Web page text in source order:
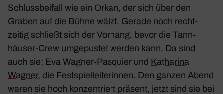
Schluss­bei­fall wie ein Orkan, der sich über den
Graben auf die Bühne wälzt. Gerade noch recht­
zeitig schließt sich der Vorhang, bevor die Tann­
häuser-Crew umge­pustet werden kann. Da sind
auch sie: Eva Wagner-Pasquier und Katha­rina
Wagner, die Fest­spiel­lei­te­rinnen. Den ganzen Abend
waren sie hoch konzen­triert präsent, jetzt sind sie bei